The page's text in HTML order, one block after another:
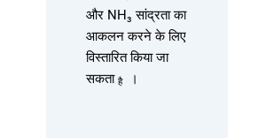
और NH₃ सांद्रता का
आकलन करने के लिए
विस्तारित किया जा
सकता है।